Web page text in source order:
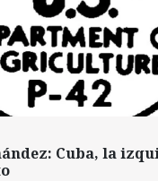
Cuba, la